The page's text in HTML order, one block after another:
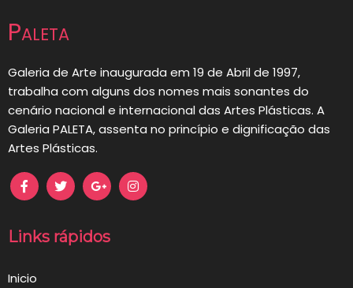
artigos
Paleta
Galeria de Arte inaugurada em 19 de Abril de 1997,
trabalha com alguns dos nomes mais sonantes do
cenário nacional e internacional das Artes Plásticas. A
Galeria PALETA, assenta no princípio e dignificação das
Artes Plásticas.
Links rápidos
Inicio